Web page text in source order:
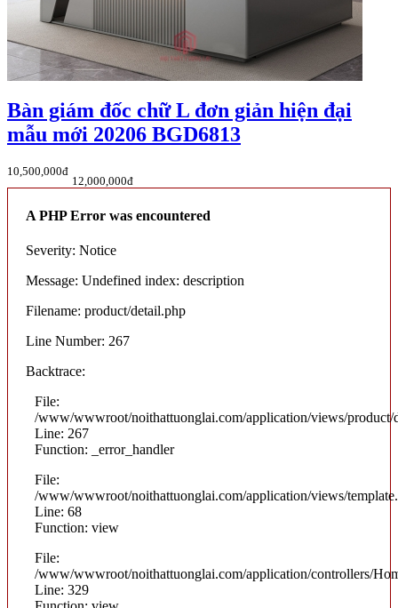
Bàn giám đốc chữ L đơn giản hiện đại
mẫu mới 20206 BGD6813
10,500,000đ
12,000,000đ
A PHP Error was encountered
Severity: Notice
Message: Undefined index: description
Filename: product/detail.php
Line Number: 267
Backtrace:
File:
/www/wwwroot/noithattuonglai.com/application/views/product/
Line: 267
Function: _error_handler
File:
/www/wwwroot/noithattuonglai.com/application/views/
Line: 68
Function: view
File:
/www/wwwroot/noithattuonglai.com/application/controllers/
Line: 329